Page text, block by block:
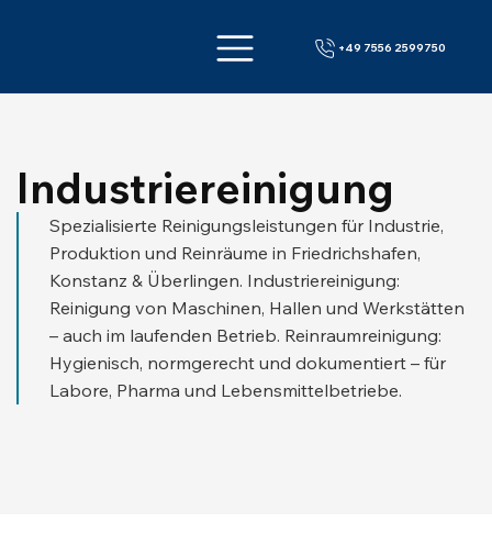
+49 7556 2599750
Industriereinigung
Spezialisierte Reinigungsleistungen für Industrie,
Produktion und Reinräume in Friedrichshafen,
Konstanz & Überlingen. Industriereinigung:
Reinigung von Maschinen, Hallen und Werkstätten
– auch im laufenden Betrieb. Reinraumreinigung:
Hygienisch, normgerecht und dokumentiert – für
Labore, Pharma und Lebensmittelbetriebe.